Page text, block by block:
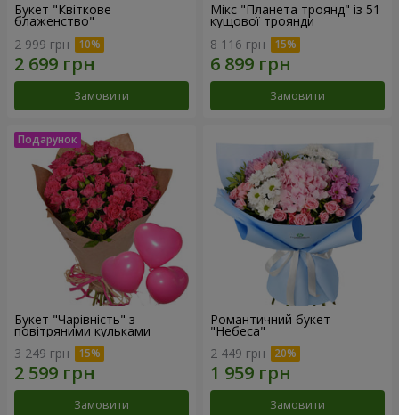
Букет "Квіткове
блаженство"
2 999 грн
Замовити
Мікс "Планета троянд" із 51
кущової троянди
8 116 грн
Замовити
Букет "Чарівність" з
повітряними кульками
3 249 грн
Замовити
Романтичний букет
"Небеса"
2 449 грн
Замовити